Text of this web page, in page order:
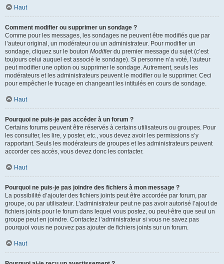
Haut
Comment modifier ou supprimer un sondage ?
Comme pour les messages, les sondages ne peuvent être modifiés que par
l’auteur original, un modérateur ou un administrateur. Pour modifier un
sondage, cliquez sur le bouton Modifierdu premier message du sujet (c’est
toujours celui auquel est associé le sondage). Si personne n’a voté, l’auteur
peut modifier une option ou supprimer le sondage. Autrement, seuls les
modérateurs et les administrateurs peuvent le modifier ou le supprimer. Ceci
pour empêcher le trucage en changeant les intitulés en cours de sondage.
Haut
Pourquoi ne puis-je pas accéder à un forum ?
Certains forums peuvent être réservés à certains utilisateurs ou groupes. Pour
les consulter, les lire, y poster, etc., vous devez avoir les permissions s’y
rapportant. Seuls les modérateurs de groupes et les administrateurs peuvent
accorder ces accès, vous devez donc les contacter.
Haut
Pourquoi ne puis-je pas joindre des fichiers à mon message ?
La possibilité d’ajouter des fichiers joints peut être accordée par forum, par
groupe, ou par utilisateur. L’administrateur peut ne pas avoir autorisé l’ajout de
fichiers joints pour le forum dans lequel vous postez, ou peut-être que seul un
groupe peut en joindre. Contactez l’administrateur si vous ne savez pas
pourquoi vous ne pouvez pas ajouter de fichiers joints sur un forum.
Haut